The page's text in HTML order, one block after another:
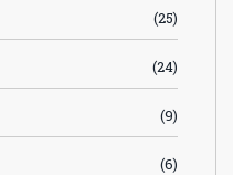
(25)
(24)
(9)
(6)